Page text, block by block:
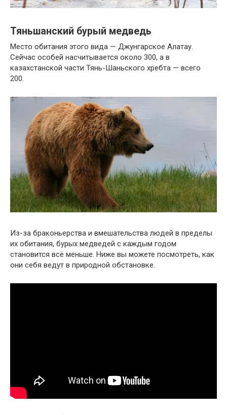
Тяньшанский бурый медведь
Место обитания этого вида — Джунгарское Алатау.
Сейчас особей насчитывается около 300, а в
казахстанской части Тянь-Шаньского хребта — всего
200.
Из-за браконьерства и вмешательства людей в пределы
их обитания, бурых медведей с каждым годом
становится всё меньше. Ниже вы можете посмотреть, как
они себя ведут в природной обстановке.